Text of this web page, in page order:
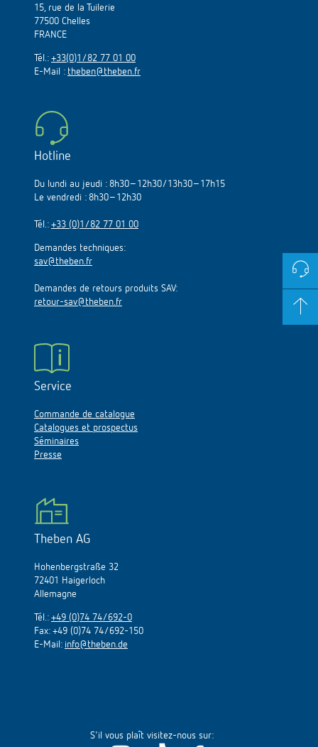
15, rue de la Tuilerie
77500 Chelles
FRANCE
Tél.: +33(0)1/82 77 01 00
E-Mail : theben@theben.fr
Hotline
Du lundi au jeudi : 8h30–12h30/13h30–17h15
Le vendredi : 8h30–12h30
Tél.: +33 (0)1/82 77 01 00
Demandes techniques:
sav@theben.fr
Demandes de retours produits SAV:
retour-sav@theben.fr
Service
Commande de catalogue
Catalogues et prospectus
Séminaires
Presse
Theben AG
Hohenbergstraße 32
72401 Haigerloch
Allemagne
Tél.: +49 (0)74 74/692-0
Fax: +49 (0)74 74/692-150
E-Mail: info@theben.de
S'il vous plaît visitez-nous sur: